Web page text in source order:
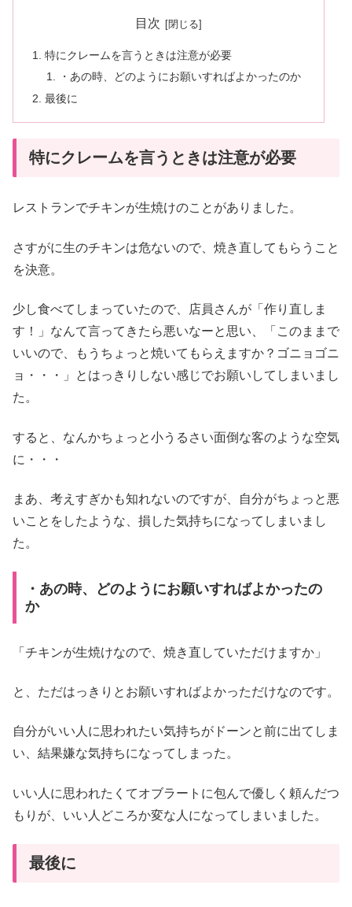
目次
特にクレームを言うときは注意が必要
・あの時、どのようにお願いすればよかったのか
最後に
特にクレームを言うときは注意が必要
レストランでチキンが生焼けのことがありました。
さすがに生のチキンは危ないので、焼き直してもらうこと
を決意。
少し食べてしまっていたので、店員さんが「作り直しま
す！」なんて言ってきたら悪いなーと思い、「このままで
いいので、もうちょっと焼いてもらえますか？ゴニョゴニ
ョ・・・」とはっきりしない感じでお願いしてしまいまし
た。
すると、なんかちょっと小うるさい面倒な客のような空気
に・・・
まあ、考えすぎかも知れないのですが、自分がちょっと悪
いことをしたような、損した気持ちになってしまいまし
た。
・あの時、どのようにお願いすればよかったの
か
「チキンが生焼けなので、焼き直していただけますか」
と、ただはっきりとお願いすればよかっただけなのです。
自分がいい人に思われたい気持ちがドーンと前に出てしま
い、結果嫌な気持ちになってしまった。
いい人に思われたくてオブラートに包んで優しく頼んだつ
もりが、いい人どころか変な人になってしまいました。
最後に